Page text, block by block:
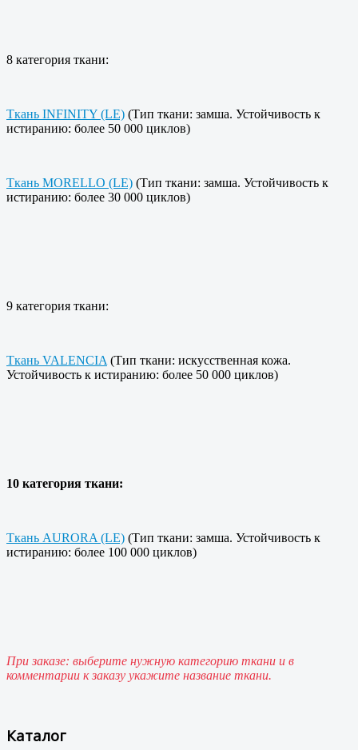
8 категория ткани:
Ткань INFINITY (LE) (Тип ткани: замша. Устойчивость к
истиранию: более 50 000 циклов)
Ткань MORELLO (LE) (Тип ткани: замша. Устойчивость к
истиранию: более 30 000 циклов)
9 категория ткани:
Ткань VALENCIA (Тип ткани: искусственная кожа.
Устойчивость к истиранию: более 50 000 циклов)
10 категория ткани:
Ткань AURORA (LE) (Тип ткани: замша. Устойчивость к
истиранию: более 100 000 циклов)
При заказе: выберите нужную категорию ткани и в
комментарии к заказу укажите название ткани.
Каталог